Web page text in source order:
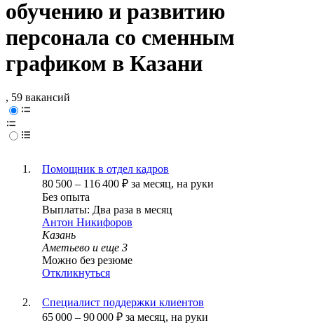
обучению и развитию
персонала со сменным
графиком в Казани
, 59 вакансий
Помощник в отдел кадров
80 500 – 116 400 ₽ за месяц, на руки
Без опыта
Выплаты: Два раза в месяц
Антон Никифоров
Казань
Аметьево и еще 3
Можно без резюме
Откликнуться
Специалист поддержки клиентов
65 000 – 90 000 ₽ за месяц, на руки